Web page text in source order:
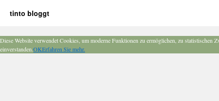
tinto bloggt
Diese Website verwendet Cookies, um moderne Funktionen zu ermöglichen, zu
einverstanden.OKErfahren Sie mehr.